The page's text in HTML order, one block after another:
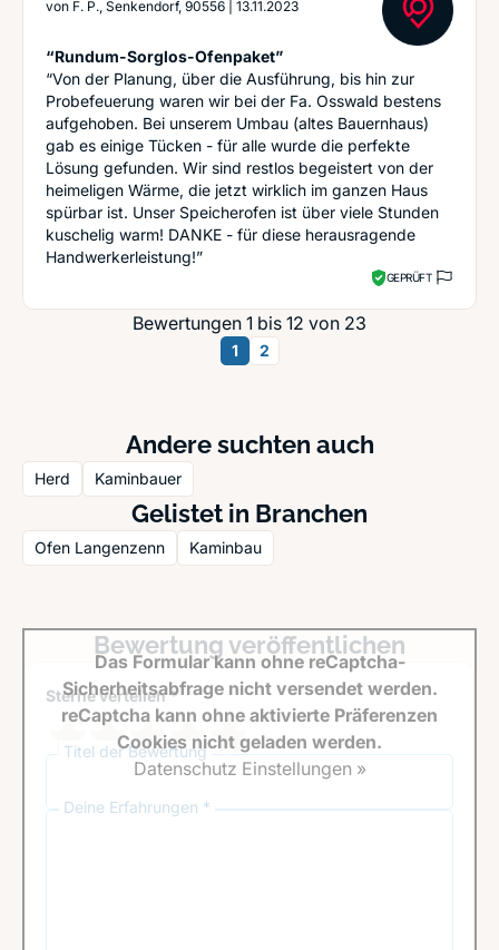
von F. P., Senkendorf, 90556 13.11.2023
“Rundum-Sorglos-Ofenpaket”
“Von der Planung, über die Ausführung, bis hin zur
Probefeuerung waren wir bei der Fa. Osswald bestens
aufgehoben. Bei unserem Umbau (altes Bauernhaus)
gab es einige Tücken - für alle wurde die perfekte
Lösung gefunden. Wir sind restlos begeistert von der
heimeligen Wärme, die jetzt wirklich im ganzen Haus
spürbar ist. Unser Speicherofen ist über viele Stunden
kuschelig warm! DANKE - für diese herausragende
Handwerkerleistung!”
GEPRÜFT
Bewertungen 1 bis 12 von 23
1 2
Andere suchten auch
Herd Kaminbauer
Gelistet in Branchen
Ofen Langenzenn Kaminbau
Bewertung veröffentlichen
Sterne verteilen *
Titel der Bewertung
Deine Erfahrungen *
Das Formular kann ohne reCaptcha-
Sicherheitsabfrage nicht versendet werden.
reCaptcha kann ohne aktivierte Präferenzen
Cookies nicht geladen werden.
Datenschutz Einstellungen »